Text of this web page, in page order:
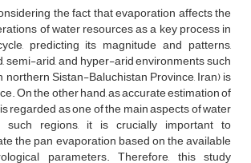
the fact that evaporation affects the
of water resources as a key process in
predicting its magnitude and patterns,
semi-arid, and hyper-arid environments such
northern Sistan-Baluchistan Province, Iran) is
On the other hand, as accurate estimation of
regarded as one of the main aspects of water
such regions, it is crucially important to
the pan evaporation based on the available
parameters. Therefore, this study